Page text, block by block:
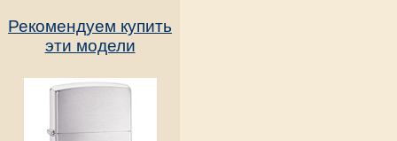
Рекомендуем купить
эти модели